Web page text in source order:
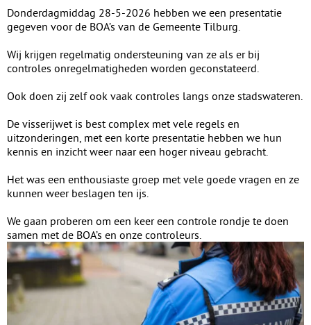
Donderdagmiddag 28-5-2026 hebben we een presentatie
gegeven voor de BOA’s van de Gemeente Tilburg.
Wij krijgen regelmatig ondersteuning van ze als er bij
controles onregelmatigheden worden geconstateerd.
Ook doen zij zelf ook vaak controles langs onze stadswateren.
De visserijwet is best complex met vele regels en
uitzonderingen, met een korte presentatie hebben we hun
kennis en inzicht weer naar een hoger niveau gebracht.
Het was een enthousiaste groep met vele goede vragen en ze
kunnen weer beslagen ten ijs.
We gaan proberen om een keer een controle rondje te doen
samen met de BOA’s en onze controleurs.